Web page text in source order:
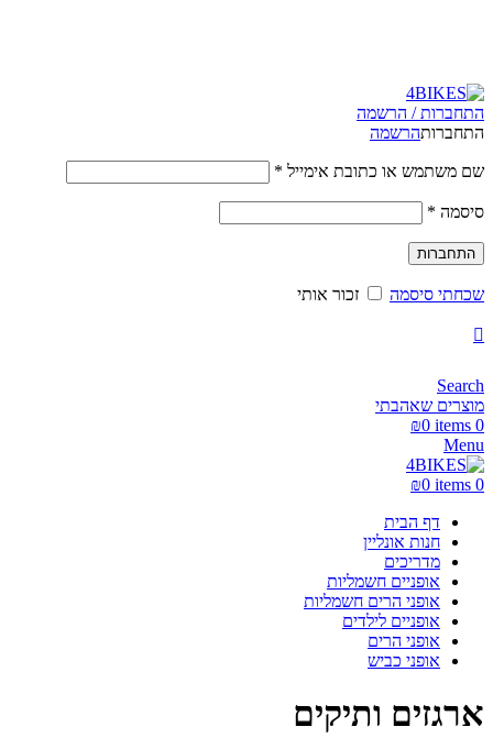
התחברות / הרשמה
התחברותהרשמה
שם משתמש או כתובת אימייל *
סיסמה *
התחברות
שכחתי סיסמה זכור אותי
Search
מוצרים שאהבתי
0
items
₪0
Menu
0
items
₪0
דף הבית
חנות אונליין
מדריכים
אופניים חשמליות
אופני הרים חשמליות
אופניים לילדים
אופני הרים
אופני כביש
ארגזים ותיקים